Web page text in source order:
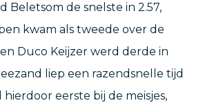
Beletsom de snelste in 2.57,
kwam als tweede over de
Duco Keijzer werd derde in
liep een razendsnelle tijd
hierdoor eerste bij de meisjes,